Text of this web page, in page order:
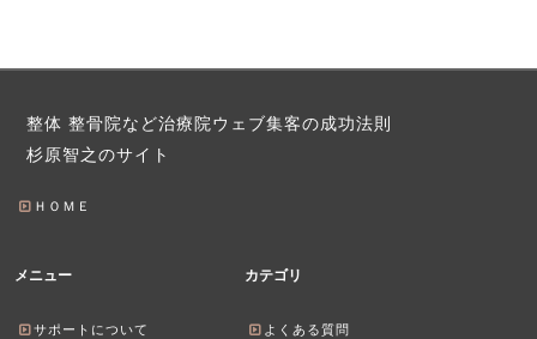
整体 整骨院など治療院ウェブ集客の成功法則
杉原智之のサイト
ＨＯＭＥ
メニュー
サポートについて
カテゴリ
よくある質問